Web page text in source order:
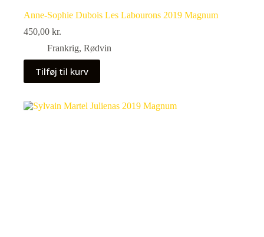
Anne-Sophie Dubois Les Labourons 2019 Magnum
450,00 kr.
Frankrig, Rødvin
Tilføj til kurv